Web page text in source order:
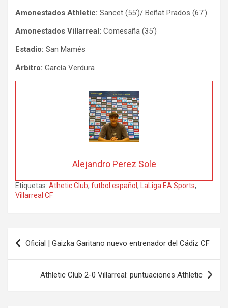
Amonestados Athletic: Sancet (55′)/ Beñat Prados (67′)
Amonestados Villarreal: Comesaña (35′)
Estadio: San Mamés
Árbitro: García Verdura
Alejandro Perez Sole
Etiquetas: Athetic Club, futbol español , LaLiga EA Sports,
Villarreal CF
Navegación
de
entradas
Oficial | Gaizka Garitano nuevo entrenador del Cádiz CF
Athletic Club 2-0 Villarreal: puntuaciones Athletic